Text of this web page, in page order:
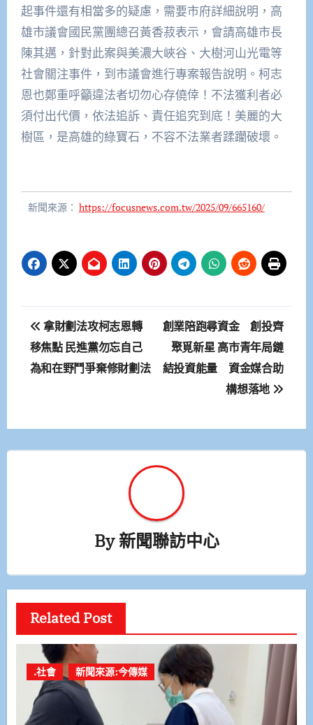
起事件還有相當多的疑慮，需要市府詳細說明，高
雄市議會國民黨團總召黃香菽表示，會請高雄市長
陳其邁，針對此案與美濃大峽谷、大樹河山光電等
社會關注事件，到市議會進行專案報告說明。柯志
恩也鄭重呼籲違法者切勿心存僥倖！不法獲利者必
須付出代價，依法追訴、責任追究到底！美麗的大
樹區，是高雄的綠寶石，不容不法業者蹂躪破壞。
新聞來源： https://focusnews.com.tw/2025/09/665160/
文
章
導
拿財劃法攻柯志恩轉
移焦點 民進黨勿忘自己
為和在野鬥爭棄修財劃法
創業陪跑尋資金 創投齊
聚覓新星 高市青年局鏈
結投資能量 資金媒合助
構想落地
By新聞聯訪中心
Related Post
.社會 新聞來源:今傳媒